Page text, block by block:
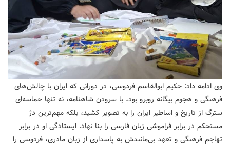
وی ادامه داد: حکیم ابوالقاسم فردوسی، در دورانی که ایران با چالش‌های
فرهنگی و هجوم بیگانه روبرو بود، با سرودن شاهنامه، نه تنها حماسه‌ای
سترگ از تاریخ و اساطیر ایران را به تصویر کشید، بلکه مهم‌ترین دژ
مستحکم در برابر فراموشی زبان فارسی را بنا نهاد. ایستادگی او در برابر
تهاجم فرهنگی و تعهد بی‌مانندش به پاسداری از زبان مادری، فردوسی را